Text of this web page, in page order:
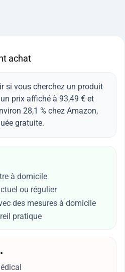
achat
si vous cherchez un produit
prix affiché à 93,49 € et
28,1 % chez Amazon,
gratuite.
à domicile
ou régulier
des mesures à domicile
pratique